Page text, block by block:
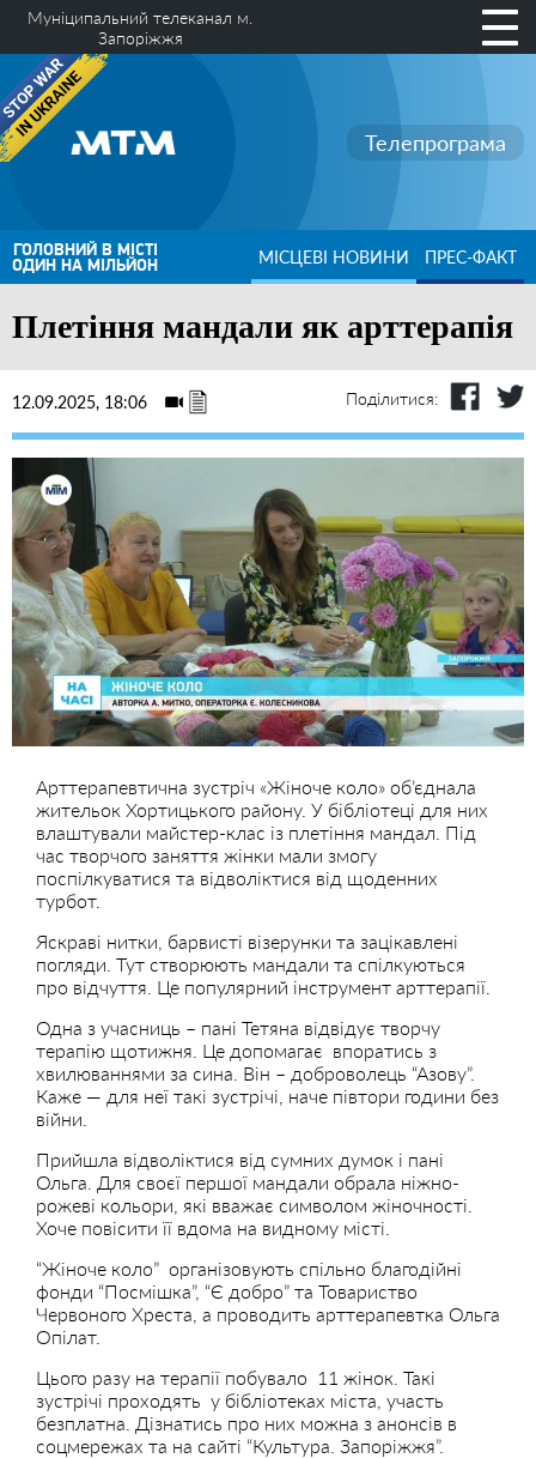
Муніципальний телеканал м.
Запоріжжя
Телепрограма
ГОЛОВНИЙ В МІСТІ
ОДИН НА МІЛЬЙОН МІСЦЕВІ НОВИНИ ПРЕС-ФАКТ
Плетіння мандали як арттерапія
12.09.2025, 18:06 Поділитися:
Арттерапевтична зустріч «Жіноче коло» об’єднала
жительок Хортицького району. У бібліотеці для них
влаштували майстер-клас із плетіння мандал. Під
час творчого заняття жінки мали змогу
поспілкуватися та відволіктися від щоденних
турбот.
Яскраві нитки, барвисті візерунки та зацікавлені
погляди. Тут створюють мандали та спілкуються
про відчуття. Це популярний інструмент арттерапії.
Одна з учасниць – пані Тетяна відвідує творчу
терапію щотижня. Це допомагає впоратись з
хвилюваннями за сина. Він – доброволець “Азову”.
Каже — для неї такі зустрічі, наче півтори години без
війни.
Прийшла відволіктися від сумних думок і пані
Ольга. Для своєї першої мандали обрала ніжно-
рожеві кольори, які вважає символом жіночності.
Хоче повісити її вдома на видному місті.
“Жіноче коло” організовують спільно благодійні
фонди “Посмішка”, “Є добро” та Товариство
Червоного Хреста, а проводить арттерапевтка Ольга
Опілат.
Цього разу на терапії побувало 11 жінок. Такі
зустрічі проходять у бібліотеках міста, участь
безплатна. Дізнатись про них можна з анонсів в
соцмережах та на сайті “Культура. Запоріжжя”.